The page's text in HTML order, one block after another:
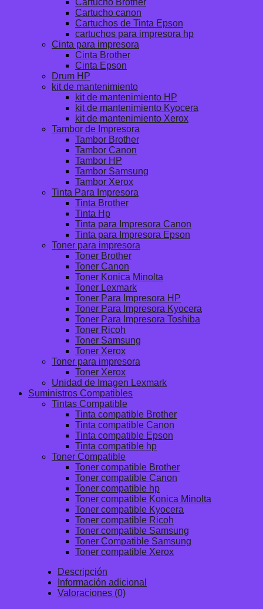
Cartucho canon
Cartuchos de Tinta Epson
cartuchos para impresora hp
Cinta para impresora
Cinta Brother
Cinta Epson
Drum HP
kit de mantenimiento
kit de mantenimiento HP
kit de mantenimiento Kyocera
kit de mantenimiento Xerox
Tambor de Impresora
Tambor Brother
Tambor Canon
Tambor HP
Tambor Samsung
Tambor Xerox
Tinta Para Impresora
Tinta Brother
Tinta Hp
Tinta para Impresora Canon
Tinta para Impresora Epson
Toner para impresora
Toner Brother
Toner Canon
Toner Konica Minolta
Toner Lexmark
Toner Para Impresora HP
Toner Para Impresora Kyocera
Toner Para Impresora Toshiba
Toner Ricoh
Toner Samsung
Toner Xerox
Toner para impresora
Toner Xerox
Unidad de Imagen Lexmark
Suministros Compatibles
Tintas Compatible
Tinta compatible Brother
Tinta compatible Canon
Tinta compatible Epson
Tinta compatible hp
Toner Compatible
Toner compatible Brother
Toner compatible Canon
Toner compatible hp
Toner compatible Konica Minolta
Toner compatible Kyocera
Toner compatible Ricoh
Toner compatible Samsung
Toner Compatible Samsung
Toner compatible Xerox
Descripción
Información adicional
Valoraciones (0)